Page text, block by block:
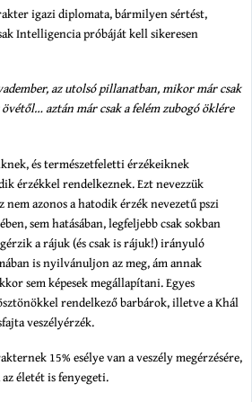
igazi diplomata, bármilyen sértést,
Intelligencia próbáját kell sikeresen
az utolsó pillanatban, mikor már csak
aztán már csak a felém zubogó öklére
és természetfeletti érzékeiknek
érzékkel rendelkeznek. Ezt nevezzük
nem azonos a hatodik érzék nevezetű pszi
sem hatásában, legfeljebb csak sokban
a rájuk (és csak is rájuk!) irányuló
is nyilvánuljon az meg, ám annak
sem képesek megállapítani. Egyes
rendelkező barbárok, illetve a Khál
veszélyérzék.
15% esélye van a veszély megérzésére,
életét is fenyegeti.